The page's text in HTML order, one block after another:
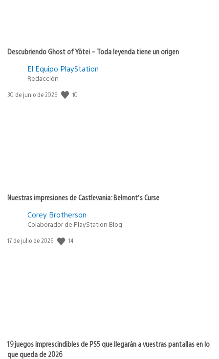
Descubriendo Ghost of Yōtei – Toda leyenda tiene un origen
El Equipo PlayStation
Redacción
Fecha
30 de junio de 2026 10
Nuestras impresiones de Castlevania: Belmont’s Curse
Corey Brotherson
Colaborador de PlayStation Blog
Fecha
17 de julio de 2026 14
19 juegos imprescindibles de PS5 que llegarán a vuestras pantallas en lo
que queda de 2026